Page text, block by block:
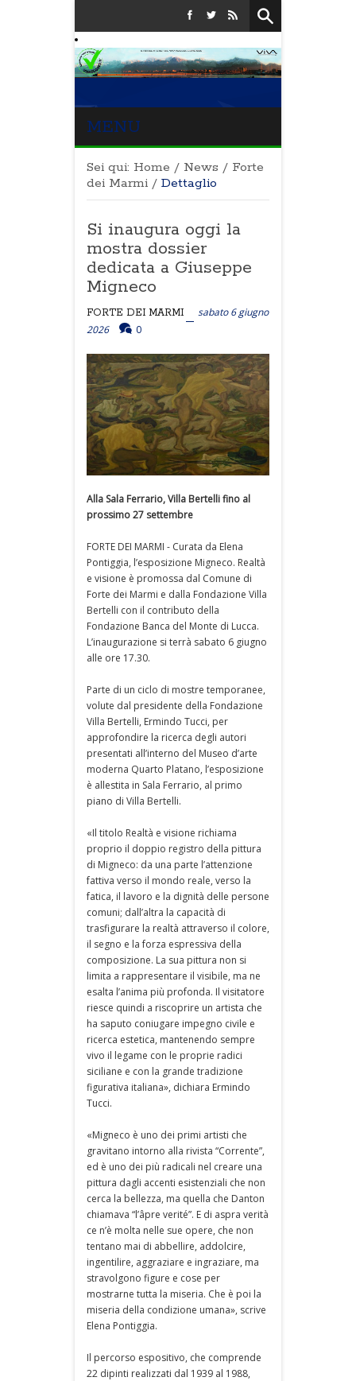
MENU
Sei qui: Home / News / Forte
dei Marmi / Dettaglio
Si inaugura oggi la
mostra dossier
dedicata a Giuseppe
Migneco
FORTE DEI MARMI
sabato 6 giugno
2026
0
Alla Sala Ferrario, Villa Bertelli fino al
prossimo 27 settembre
FORTE DEI MARMI - Curata da Elena
Pontiggia, l’esposizione Migneco. Realtà
e visione è promossa dal Comune di
Forte dei Marmi e dalla Fondazione Villa
Bertelli con il contributo della
Fondazione Banca del Monte di Lucca.
L’inaugurazione si terrà sabato 6 giugno
alle ore 17.30.
Parte di un ciclo di mostre temporanee,
volute dal presidente della Fondazione
Villa Bertelli, Ermindo Tucci, per
approfondire la ricerca degli autori
presentati all’interno del Museo d’arte
moderna Quarto Platano, l’esposizione
è allestita in Sala Ferrario, al primo
piano di Villa Bertelli.
«Il titolo Realtà e visione richiama
proprio il doppio registro della pittura
di Migneco: da una parte l’attenzione
fattiva verso il mondo reale, verso la
fatica, il lavoro e la dignità delle persone
comuni; dall’altra la capacità di
trasfigurare la realtà attraverso il colore,
il segno e la forza espressiva della
composizione. La sua pittura non si
limita a rappresentare il visibile, ma ne
esalta l’anima più profonda. Il visitatore
riesce quindi a riscoprire un artista che
ha saputo coniugare impegno civile e
ricerca estetica, mantenendo sempre
vivo il legame con le proprie radici
siciliane e con la grande tradizione
figurativa italiana», dichiara Ermindo
Tucci.
«Migneco è uno dei primi artisti che
gravitano intorno alla rivista “Corrente”,
ed è uno dei più radicali nel creare una
pittura dagli accenti esistenziali che non
cerca la bellezza, ma quella che Danton
chiamava “l’âpre verité”. E di aspra verità
ce n’è molta nelle sue opere, che non
tentano mai di abbellire, addolcire,
ingentilire, aggraziare e ingraziare, ma
stravolgono figure e cose per
mostrarne tutta la miseria. Che è poi la
miseria della condizione umana», scrive
Elena Pontiggia.
Il percorso espositivo, che comprende
22 dipinti realizzati dal 1939 al 1988,